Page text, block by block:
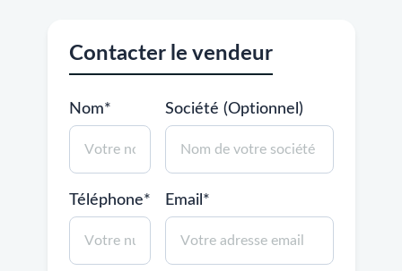
Contacter le vendeur
Nom* Société (Optionnel)
Téléphone* Email*